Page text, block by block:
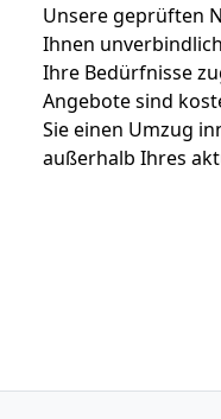
Unsere geprüften
Ihnen
Ihre Bedürfnisse
Angebote sind
Sie einen Umzug
außerhalb Ihres